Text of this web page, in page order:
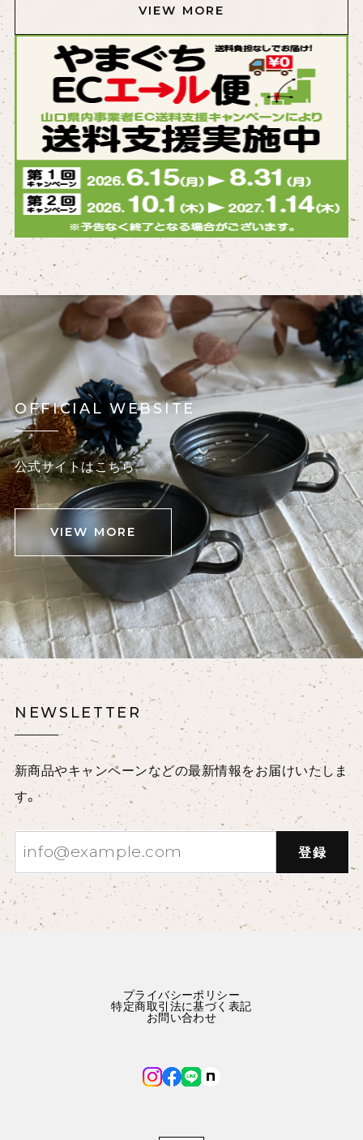
VIEW MORE
OFFICIAL WEBSITE
公式サイトはこちら
VIEW MORE
NEWSLETTER
新商品やキャンペーンなどの最新情報をお届けいたしま
す。
登録
プライバシーポリシー
特定商取引法に基づく表記
お問い合わせ